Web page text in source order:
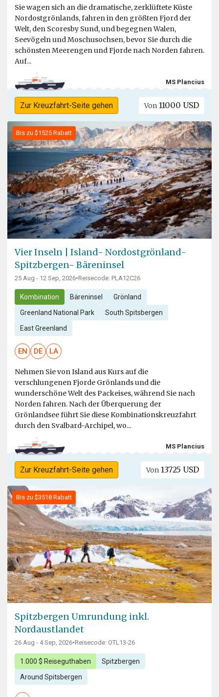
Sie wagen sich an die dramatische, zerklüftete Küste
Nordostgrönlands, fahren in den größten Fjord der
Welt, den Scoresby Sund, und begegnen Walen,
Seevögeln und Moschusochsen, bevor Sie durch die
schönsten Meerengen und Fjorde nach Norden fahren.
Auf...
MS Plancius
Zur Kreuzfahrt-Seite gehen Von 11000 USD
Bis zu $1525 Rabatt
Vier Inseln | Island- Nordostgrönland-
Spitzbergen- Bäreninsel
25 Aug - 12 Sep, 2026•Reisecode: PLA12C26
Kombination Bäreninsel Grönland
Greenland National Park South Spitsbergen
East Greenland
EN DE LA
Nehmen Sie von Island aus Kurs auf die
verschlungenen Fjorde Grönlands und die
wunderschöne Welt des Packeises, während Sie nach
Norden fahren. Nach der Überquerung der
Grönlandsee führt Sie diese Kombinationskreuzfahrt
durch den Svalbard-Archipel, wo...
MS Plancius
Zur Kreuzfahrt-Seite gehen Von 13725 USD
Bis zu $3518 Rabatt
Spitzbergen Umrundung inkl.
Nordaustlandet
26 Aug - 4 Sep, 2026•Reisecode: OTL13-26
1.000 $ Reiseguthaben Spitzbergen
Around Spitsbergen